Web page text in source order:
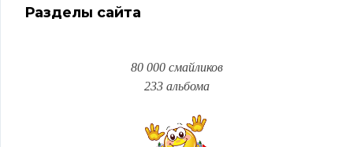
Разделы сайта
80 000 смайликов
233 альбома